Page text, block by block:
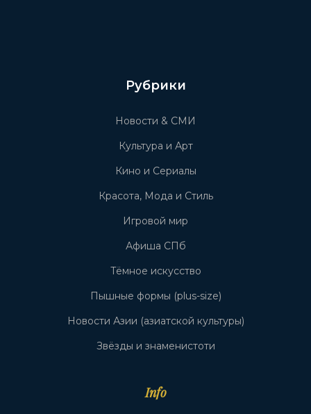
Рубрики
Новости & СМИ
Культура и Арт
Кино и Сериалы
Красота, Мода и Стиль
Игровой мир
Афиша СПб
Тёмное искусство
Пышные формы (plus-size)
Новости Азии (азиатской культуры)
Звёзды и знаменистоти
Info